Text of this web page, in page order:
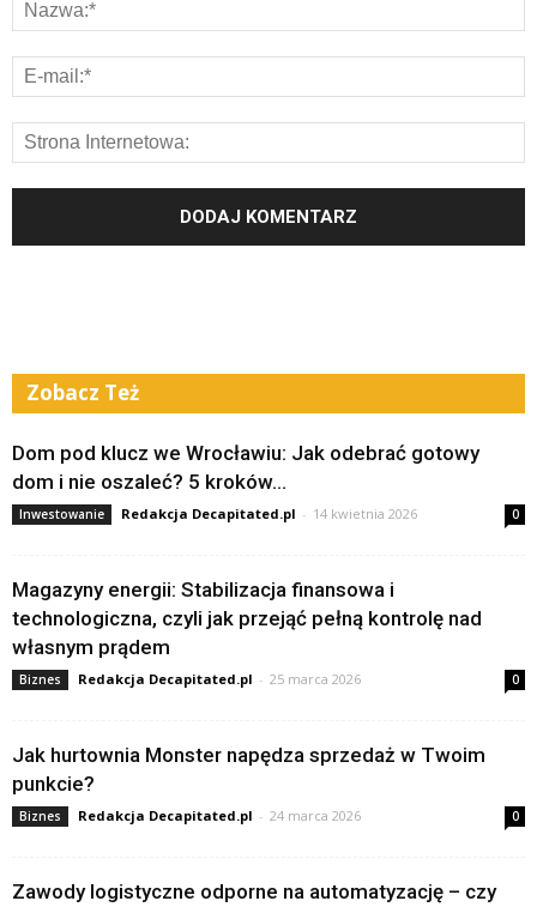
Zobacz Też
Dom pod klucz we Wrocławiu: Jak odebrać gotowy
dom i nie oszaleć? 5 kroków...
Inwestowanie Redakcja Decapitated.pl - 14 kwietnia 2026 0
Magazyny energii: Stabilizacja finansowa i
technologiczna, czyli jak przejąć pełną kontrolę nad
własnym prądem
Biznes Redakcja Decapitated.pl - 25 marca 2026 0
Jak hurtownia Monster napędza sprzedaż w Twoim
punkcie?
Biznes Redakcja Decapitated.pl - 24 marca 2026 0
Zawody logistyczne odporne na automatyzację – czy